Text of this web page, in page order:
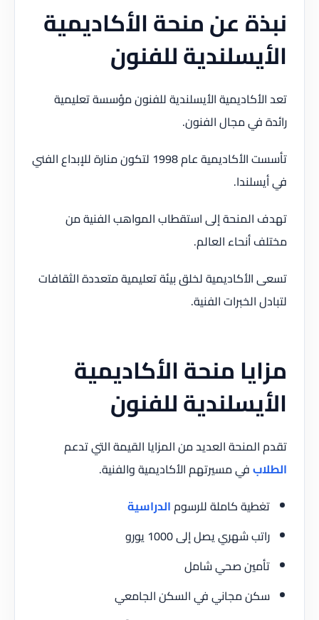
نبذة عن منحة الأكاديمية
الأيسلندية للفنون
تعد الأكاديمية الأيسلندية للفنون مؤسسة تعليمية
رائدة في مجال الفنون.
تأسست الأكاديمية عام 1998 لتكون منارة للإبداع الفني
في أيسلندا.
تهدف المنحة إلى استقطاب المواهب الفنية من
مختلف أنحاء العالم.
تسعى الأكاديمية لخلق بيئة تعليمية متعددة الثقافات
لتبادل الخبرات الفنية.
مزايا منحة الأكاديمية
الأيسلندية للفنون
تقدم المنحة العديد من المزايا القيمة التي تدعم
الطلابفي مسيرتهم الأكاديمية والفنية.
تغطية كاملة للرسومالدراسية
راتب شهري يصل إلى 1000 يورو
تأمين صحي شامل
سكن مجاني في السكن الجامعي